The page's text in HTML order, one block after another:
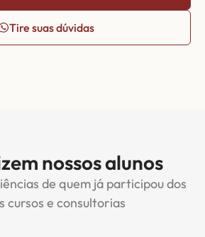
Tire suas dúvidas
nossos alunos
de quem já participou dos
cursos e consultorias